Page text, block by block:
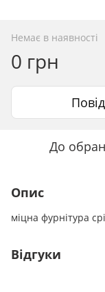
Немає в наявності
0 грн
До
Опис
міцна фурнітура
Відгуки